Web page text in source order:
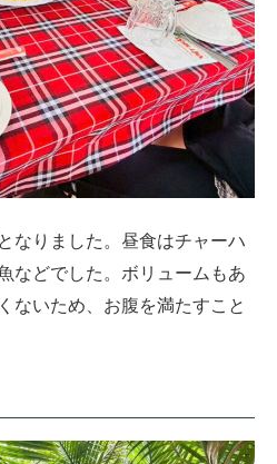
なりました。昼食はチャーハ
などでした。ボリュームもあ
ないため、お腹を満たすこと